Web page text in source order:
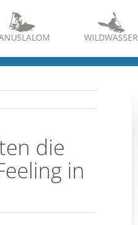
WILDWASSER
die
in